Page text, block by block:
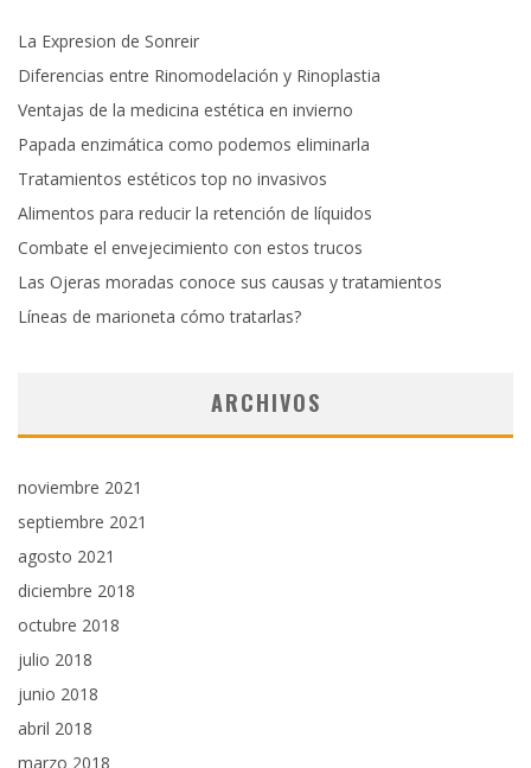
La Expresion de Sonreir
Diferencias entre Rinomodelación y Rinoplastia
Ventajas de la medicina estética en invierno
Papada enzimática como podemos eliminarla
Tratamientos estéticos top no invasivos
Alimentos para reducir la retención de líquidos
Combate el envejecimiento con estos trucos
Las Ojeras moradas conoce sus causas y tratamientos
Líneas de marioneta cómo tratarlas?
ARCHIVOS
noviembre 2021
septiembre 2021
agosto 2021
diciembre 2018
octubre 2018
julio 2018
junio 2018
abril 2018
marzo 2018